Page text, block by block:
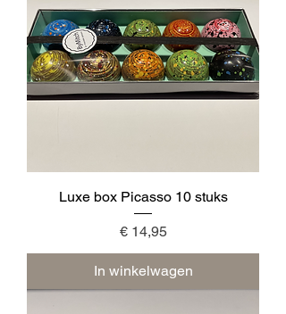
Luxe box Picasso 10 stuks
Prijs
€ 14,95
In winkelwagen